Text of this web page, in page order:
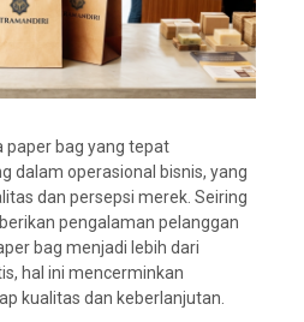
paper bag yang tepat
dalam operasional bisnis, yang
dan persepsi merek. Seiring
pengalaman pelanggan
bag menjadi lebih dari
hal ini mencerminkan
kualitas dan keberlanjutan.